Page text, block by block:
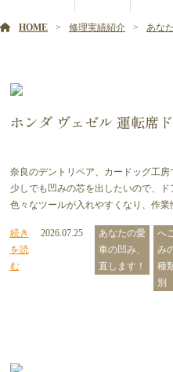
HOME 修理実績紹介 あな
ホンダ ヴェゼル 運転席
奈良のデントリペア、カードッグ工房
少しでも凹みの芯を出したいので、
色々なツールが入れやすくなり、作業
続き
を読
む
2026.07.25
あなたの愛
車の凹み、
直します！
へこ
み
種
別